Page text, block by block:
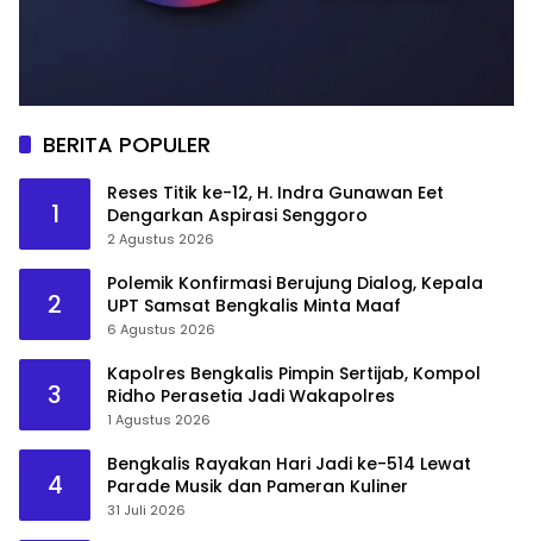
BERITA POPULER
1
Reses Titik ke-12, H. Indra Gunawan Eet
Dengarkan Aspirasi Senggoro
2 Agustus 2026
2
Polemik Konfirmasi Berujung Dialog, Kepala
UPT Samsat Bengkalis Minta Maaf
6 Agustus 2026
3
Kapolres Bengkalis Pimpin Sertijab, Kompol
Ridho Perasetia Jadi Wakapolres
1 Agustus 2026
4
Bengkalis Rayakan Hari Jadi ke-514 Lewat
Parade Musik dan Pameran Kuliner
31 Juli 2026